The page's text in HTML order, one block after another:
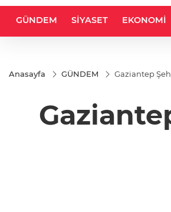
GÜNDEM SİYASET EKONOMİ
Anasayfa GÜNDEM Gaziantep